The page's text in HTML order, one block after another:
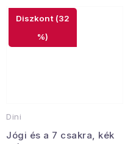
Dini
Jógi és a 7 csakra, kék
(32
%)